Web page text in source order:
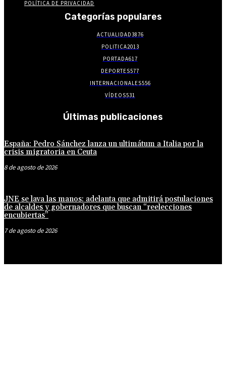
POLÍTICA DE PRIVACIDAD
Categorías populares
ACTUALIDAD3876
POLITICA2013
PORTADA617
DEPORTES577
INTERNACIONALES556
VÍDEOS531
Últimas publicaciones
España: Pedro Sánchez lanza un ultimátum a Italia por la
crisis migratoria en Ceuta
8 de agosto de 2026
JNE se lava las manos: adelanta que admitirá postulaciones
de alcaldes y gobernadores que buscan “reelecciones
encubiertas”
7 de agosto de 2026